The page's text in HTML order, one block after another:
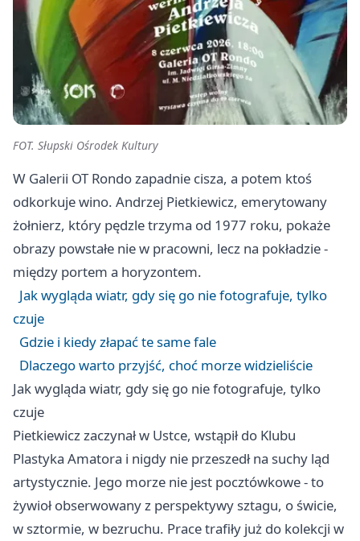
FOT. Słupski Ośrodek Kultury
W Galerii OT Rondo zapadnie cisza, a potem ktoś
odkorkuje wino. Andrzej Pietkiewicz, emerytowany
żołnierz, który pędzle trzyma od 1977 roku, pokaże
obrazy powstałe nie w pracowni, lecz na pokładzie -
między portem a horyzontem.
Jak wygląda wiatr, gdy się go nie fotografuje, tylko
czuje
Gdzie i kiedy złapać te same fale
Dlaczego warto przyjść, choć morze widzieliście
Jak wygląda wiatr, gdy się go nie fotografuje, tylko
czuje
Pietkiewicz zaczynał w Ustce, wstąpił do Klubu
Plastyka Amatora i nigdy nie przeszedł na suchy ląd
artystycznie. Jego morze nie jest pocztówkowe - to
żywioł obserwowany z perspektywy sztagu, o świcie,
w sztormie, w bezruchu. Prace trafiły już do kolekcji w